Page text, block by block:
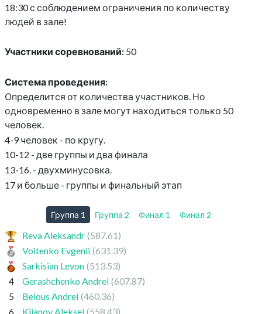
18:30 с соблюдением ограничения по количеству
людей в зале!
Участники соревнований: 50
Система проведения:
Определится от количества участников. Но
одновременно в зале могут находиться только 50
человек.
4-9 человек - по кругу.
10-12 - две группы и два финала
13-16. - двухминусовка.
17 и больше - группы и финальный этап
Группа 1 Группа 2 Финал 1 Финал 2
Reva Aleksandr (587.61)
Voitenko Evgenii (631.39)
Sarkisian Levon (513.53)
4
Gerashchenko Andrei (607.87)
5
Belous Andrei (460.36)
6
Kiianov Aleksei (558.43)